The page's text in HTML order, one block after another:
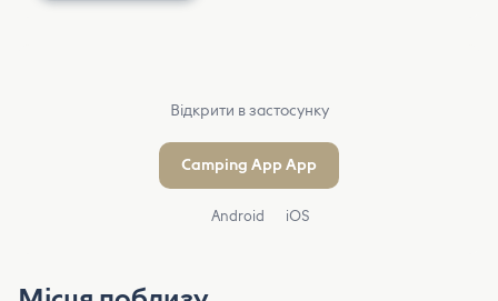
Відкрити в застосунку
Camping App App
Android iOS